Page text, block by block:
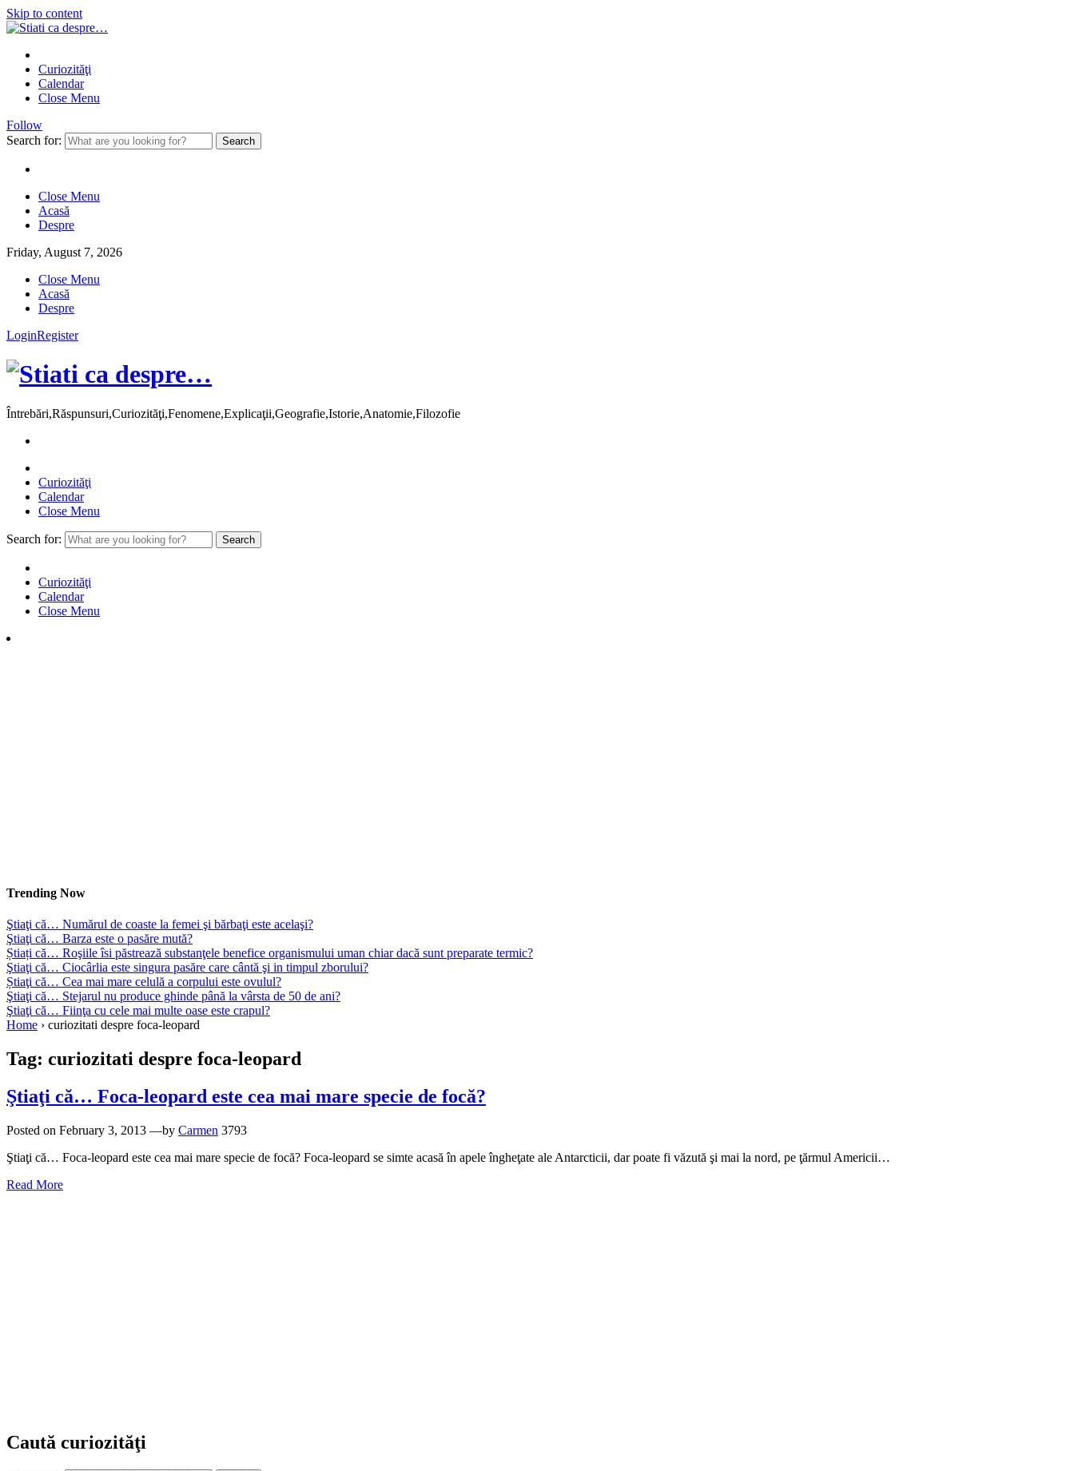
Skip to content
Curiozităţi
Calendar
Close Menu
Follow
Search for:
Close Menu
Acasă
Despre
Friday, August 7, 2026
Close Menu
Acasă
Despre
LoginRegister
Întrebări,Răspunsuri,Curiozităţi,Fenomene,Explicaţii,Geografie,Istorie,Anatomie,Filozofie
Curiozităţi
Calendar
Close Menu
Search for:
Curiozităţi
Calendar
Close Menu
Trending Now
Ştiaţi că… Numărul de coaste la femei şi bărbaţi este acelaşi?
Ştiaţi că… Barza este o pasăre mută?
Știați că… Roşiile îsi păstrează substanţele benefice organismului uman chiar dacă sunt preparate termic?
Ştiaţi că… Ciocârlia este singura pasăre care cântă şi in timpul zborului?
Știaţi că… Cea mai mare celulă a corpului este ovulul?
Ştiaţi că… Stejarul nu produce ghinde până la vârsta de 50 de ani?
Ştiaţi că… Fiinţa cu cele mai multe oase este crapul?
Home › curiozitati despre foca-leopard
Tag: curiozitati despre foca-leopard
Ştiaţi că… Foca-leopard este cea mai mare specie de focă?
Posted on February 3, 2013 —by Carmen 3793
Ştiaţi că… Foca-leopard este cea mai mare specie de focă? Foca-leopard se simte acasă în apele îngheţate ale Antarcticii, dar poate fi văzută şi mai la nord, pe ţărmul Americii…
Read More
Caută curiozităţi